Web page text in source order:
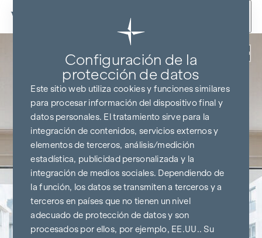
Ir al contenido
Configuración de la
protección de datos
Este sitio web utiliza cookies y funciones similares
para procesar información del dispositivo final y
datos personales. El tratamiento sirve para la
integración de contenidos, servicios externos y
elementos de terceros, análisis/medición
estadística, publicidad personalizada y la
integración de medios sociales. Dependiendo de
la función, los datos se transmiten a terceros y a
terceros en países que no tienen un nivel
adecuado de protección de datos y son
procesados por ellos, por ejemplo, EE.UU.. Su